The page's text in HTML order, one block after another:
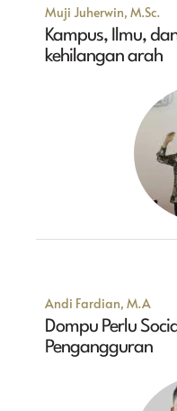
Muji Juherwin, M.Sc.
Kampus, Ilmu,
kehilangan arah
Andi Fardian, M.A
Dompu Perlu
Pengangguran